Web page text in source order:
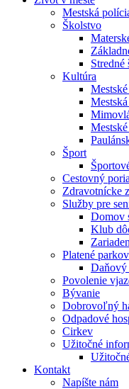
Mestská
Školstvo
Stredné
Kultúra
Šport
Cestovný
Zdravotnícke
Služby pre
Domov
Klub
Platené
Daňový
Povolenie
Bývanie
Dobrovoľný
Odpadové
Cirkev
Užitočné
Kontakt
Napíšte nám